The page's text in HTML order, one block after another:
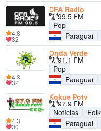
CFA Radio
99.5 FM
Pop
Paraguai
4.8
32
Onda Verde
91.1 FM
Pop
Paraguai
4.3
32
Kokue Poty
97.9 FM
Notícias
Folk
Paraguai
4.3
30